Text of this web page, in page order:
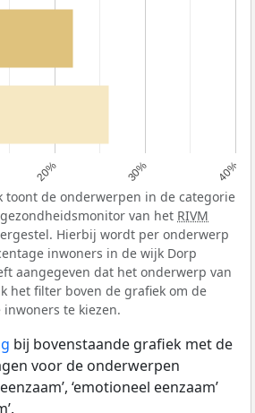
20% 30% 40%
toont de onderwerpen in de categorie
gezondheidsmonitor van het RIVM
Hierbij wordt per onderwerp
inwoners in de wijk Dorp
aangegeven dat het onderwerp van
het filter boven de grafiek om de
te kiezen.
bij bovenstaande grafiek met de
voor de onderwerpen
‘emotioneel eenzaam’